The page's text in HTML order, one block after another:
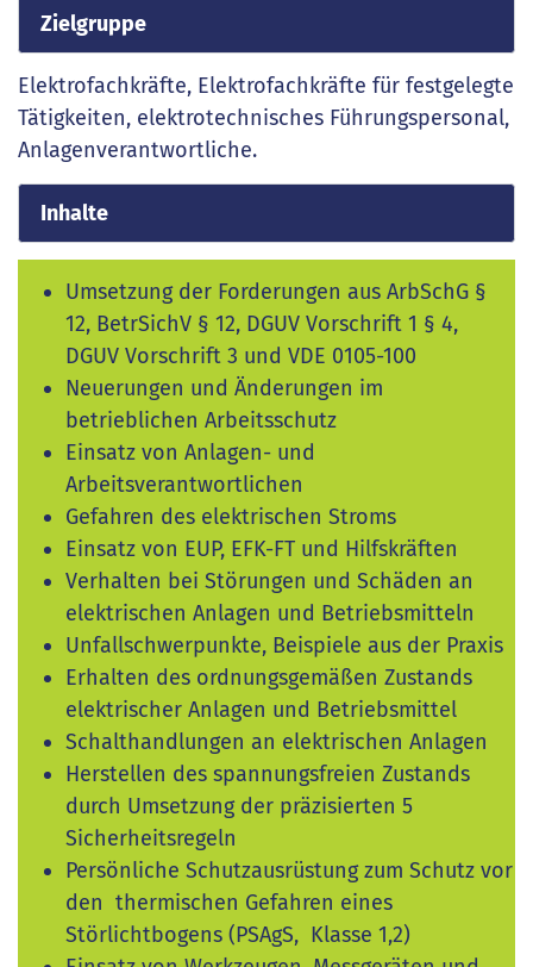
Zielgruppe
Elektrofachkräfte, Elektrofachkräfte für festgelegte
Tätigkeiten, elektrotechnisches Führungspersonal,
Anlagenverantwortliche.
Inhalte
Umsetzung der Forderungen aus ArbSchG §
12, BetrSichV § 12, DGUV Vorschrift 1 § 4,
DGUV Vorschrift 3 und VDE 0105-100
Neuerungen und Änderungen im
betrieblichen Arbeitsschutz
Einsatz von Anlagen- und
Arbeitsverantwortlichen
Gefahren des elektrischen Stroms
Einsatz von EUP, EFK-FT und Hilfskräften
Verhalten bei Störungen und Schäden an
elektrischen Anlagen und Betriebsmitteln
Unfallschwerpunkte, Beispiele aus der Praxis
Erhalten des ordnungsgemäßen Zustands
elektrischer Anlagen und Betriebsmittel
Schalthandlungen an elektrischen Anlagen
Herstellen des spannungsfreien Zustands
durch Umsetzung der präzisierten 5
Sicherheitsregeln
Persönliche Schutzausrüstung zum Schutz vor
den thermischen Gefahren eines
Störlichtbogens (PSAgS, Klasse 1,2)